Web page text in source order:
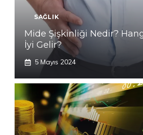
SAĞLIK
Mide Şişkinliği Nedir?
İyi Gelir?
5 Mayıs 2024